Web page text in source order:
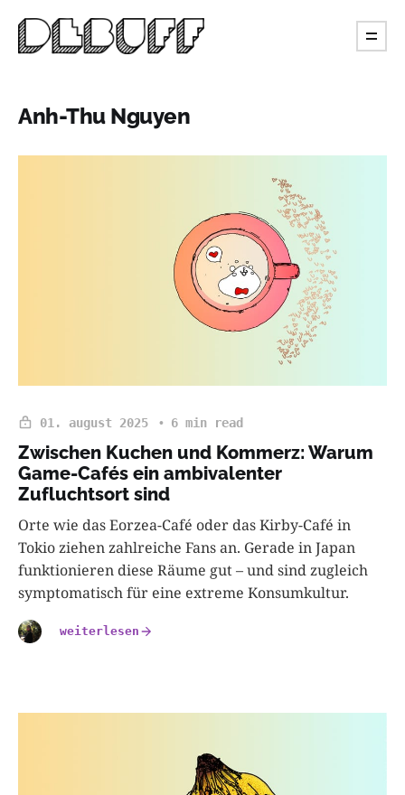
Anh-Thu Nguyen
01. august 2025 6 min read
Zwischen Kuchen und Kommerz: Warum
Game-Cafés ein ambivalenter
Zufluchtsort sind
Orte wie das Eorzea-Café oder das Kirby-Café in
Tokio ziehen zahlreiche Fans an. Gerade in Japan
funktionieren diese Räume gut – und sind zugleich
symptomatisch für eine extreme Konsumkultur.
weiterlesen